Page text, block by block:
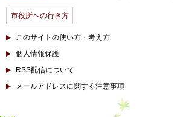
市役所への行き方
このサイトの使い方・考え方
個人情報保護
RSS配信について
メールアドレスに関する注意事項